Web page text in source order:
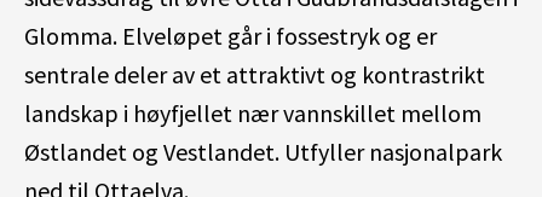
Glomma. Elveløpet går i fossestryk og er
sentrale deler av et attraktivt og kontrastrikt
landskap i høyfjellet nær vannskillet mellom
Østlandet og Vestlandet. Utfyller nasjonalpark
ned til Ottaelva.